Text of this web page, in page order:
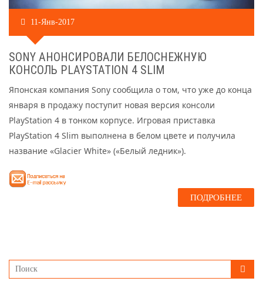
11-Янв-2017
SONY АНОНСИРОВАЛИ БЕЛОСНЕЖНУЮ
КОНСОЛЬ PLAYSTATION 4 SLIM
Японская компания Sony сообщила о том, что уже до конца
января в продажу поступит новая версия консоли
PlayStation 4 в тонком корпусе. Игровая приставка
PlayStation 4 Slim выполнена в белом цвете и получила
название «Glacier White» («Белый ледник»).
ПОДРОБНЕЕ